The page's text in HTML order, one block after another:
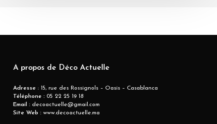
A propos de Déco Actuelle
Adresse : 15, rue des Rossignols – Oasis – Casablanca
Téléphone :05 22 25 19 18
Email :decoactuelle@gmail.com
Site Web :www.decoactuelle.ma